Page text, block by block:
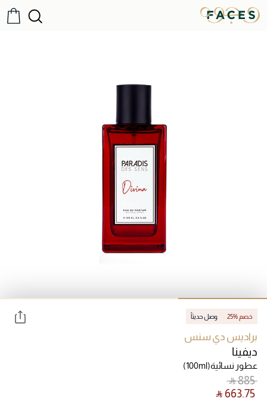
25% خصم وصل حديثاً
براديس دي سنس
ديفينا
عطور نسائية(100ml)
‎ ⃁ ⁦885⁩ ‎
‎ ⃁ ⁦663.75⁩ ‎